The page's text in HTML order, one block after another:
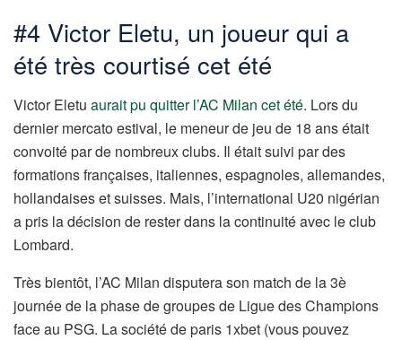
#4 Victor Eletu, un joueur qui a
été très courtisé cet été
Victor Eletu aurait pu quitter l’AC Milan cet été. Lors du
dernier mercato estival, le meneur de jeu de 18 ans était
convoité par de nombreux clubs. Il était suivi par des
formations françaises, italiennes, espagnoles, allemandes,
hollandaises et suisses. Mais, l’international U20 nigérian
a pris la décision de rester dans la continuité avec le club
Lombard.
Très bientôt, l’AC Milan disputera son match de la 3è
journée de la phase de groupes de Ligue des Champions
face au PSG. La société de paris 1xbet (vous pouvez